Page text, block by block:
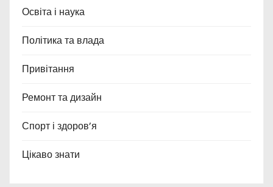
Освіта і наука
Політика та влада
Привітання
Ремонт та дизайн
Спорт і здоров’я
Цікаво знати